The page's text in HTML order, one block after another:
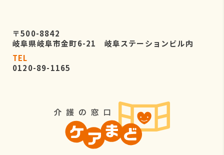
〒500-8842
岐阜県岐阜市金町6-21 岐阜ステーションビル内
TEL
0120-89-1165